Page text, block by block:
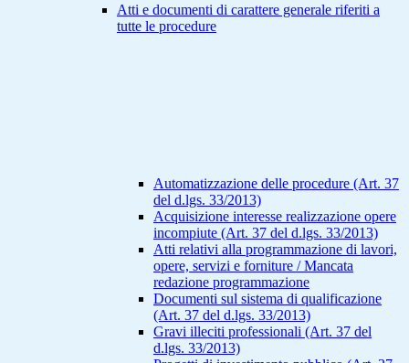
Atti e documenti di carattere generale riferiti a
tutte le procedure
Automatizzazione delle procedure (Art. 37
del d.lgs. 33/2013)
Acquisizione interesse realizzazione opere
incompiute (Art. 37 del d.lgs. 33/2013)
Atti relativi alla programmazione di lavori,
opere, servizi e forniture / Mancata
redazione programmazione
Documenti sul sistema di qualificazione
(Art. 37 del d.lgs. 33/2013)
Gravi illeciti professionali (Art. 37 del
d.lgs. 33/2013)